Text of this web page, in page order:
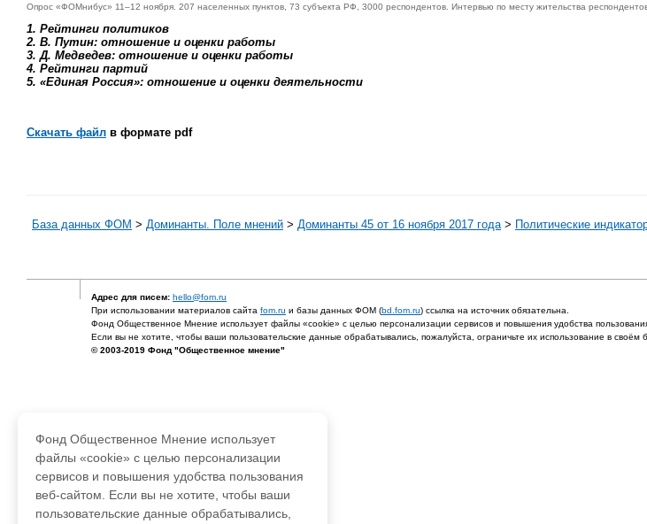
Опрос «ФОМнибус» 11–12 ноября. 207 населенных пунктов, 73 субъекта РФ, 3000 респондентов. Интервью по месту жительства
1. Рейтинги политиков
2. В. Путин: отношение и оценки работы
3. Д. Медведев: отношение и оценки работы
4. Рейтинги партий
5. «Единая Россия»: отношение и оценки деятельности
Скачать файл в формате pdf
База данных ФОМ > Доминанты. Поле мнений > Доминанты 45 от 16 ноября 2017 года > Политические
Адрес для писем: hello@fom.ru
При использовании материалов сайта fom.ru и базы данных ФОМ (bd.fom.ru) ссылка на источник обязательна.
Фонд Общественное Мнение использует файлы «cookie» с целью персонализации сервисов и повышения удобства
Если вы не хотите, чтобы ваши пользовательские данные обрабатывались, пожалуйста, ограничьте их использование в своём
© 2003-2019 Фонд "Общественное мнение"
Фонд Общественное Мнение использует
файлы «cookie» с целью персонализации
сервисов и повышения удобства пользования
веб-сайтом. Если вы не хотите, чтобы ваши
пользовательские данные обрабатывались,